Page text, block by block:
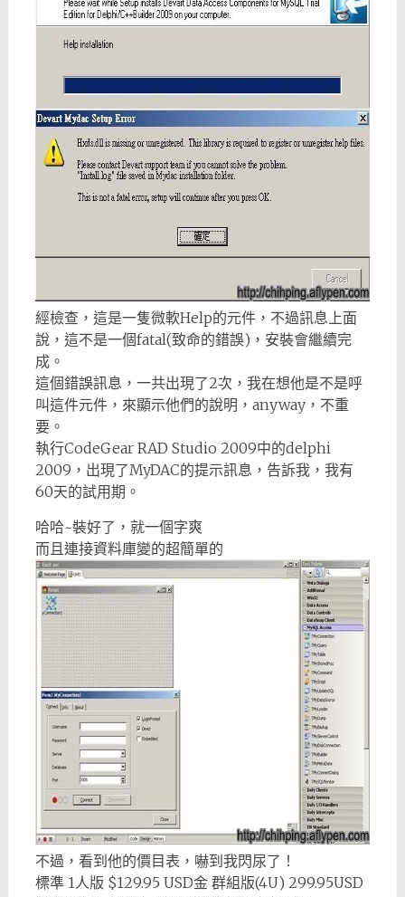
經檢查，這是一隻微軟Help的元件，不過訊息上面
說，這不是一個fatal(致命的錯誤)，安裝會繼續完
成。
這個錯誤訊息，一共出現了2次，我在想他是不是呼
叫這件元件，來顯示他們的說明，anyway，不重
要。
執行CodeGear RAD Studio 2009中的delphi
2009，出現了MyDAC的提示訊息，告訴我，我有
60天的試用期。
哈哈~裝好了，就一個字爽
而且連接資料庫變的超簡單的
不過，看到他的價目表，嚇到我閃尿了！
標準 1人版 $129.95 USD金 群組版(4U) 299.95USD